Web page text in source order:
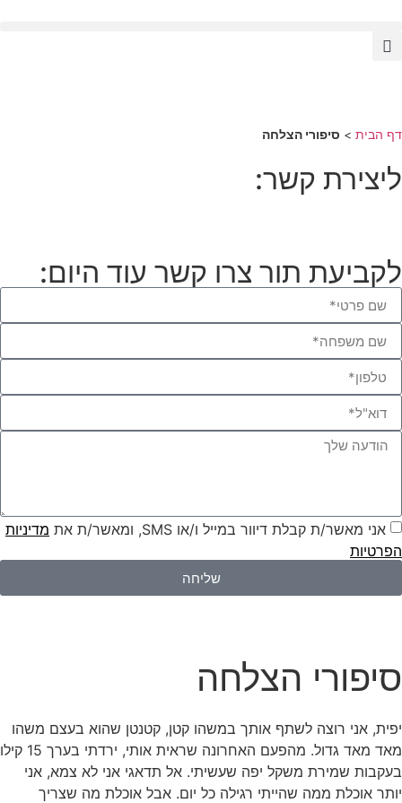
דף הבית > סיפורי הצלחה
ליצירת קשר:
לקביעת תור צרו קשר עוד היום:
אני מאשר/ת קבלת דיוור במייל ו/או SMS, ומאשר/ת את
מדיניות
הפרטיות
שליחה
סיפורי הצלחה
יפית, אני רוצה לשתף אותך במשהו קטן, קטנטן שהוא בעצם משהו
מאד מאד גדול. מהפעם האחרונה שראית אותי, ירדתי בערך 15 קילו
בעקבות שמירת משקל יפה שעשיתי. אל תדאגי אני לא צמא, אני
יותר אוכלת ממה שהייתי רגילה כל יום. אבל אוכלת מה שצריך